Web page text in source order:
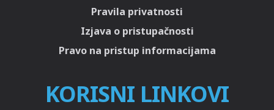
Pravila privatnosti
Izjava o pristupačnosti
Pravo na pristup informacijama
KORISNI LINKOVI